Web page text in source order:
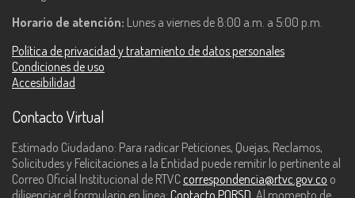
Horario de atención: Lunes a viernes de 8:00 a.m. a 5:00 p.m.
Política de privacidad y tratamiento de datos personales
Condiciones de uso
Accesibilidad
Contacto Virtual
Estimado Ciudadano: Para radicar Peticiones, Quejas, Reclamos,
Solicitudes y Felicitaciones a la Entidad puede remitir lo pertinente al
Correo Oficial Institucional de RTVC correspondencia@rtvc.gov.co o
diligenciar el formulario en línea: Contacto PQRSD . Al momento de